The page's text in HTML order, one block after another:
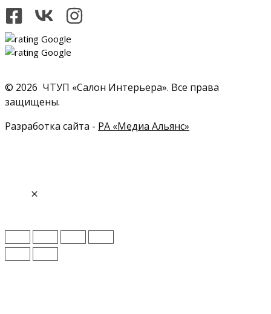
© 2026 ЧТУП «Салон Интерьера». Все права
защищены.
Разработка сайта - РА «Медиа Альянс»